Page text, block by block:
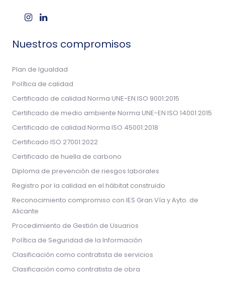
Nuestros compromisos
Plan de Igualdad
Política de calidad
Certificado de calidad Norma UNE-EN ISO 9001:2015
Certificado de medio ambiente Norma UNE-EN ISO 14001:2015
Certificado de calidad Norma ISO 45001:2018
Certificado ISO 27001:2022
Certificado de huella de carbono
Diploma de prevención de riesgos laborales
Registro por la calidad en el hábitat construido
Reconocimiento compromiso con IES Gran Vía y Ayto. de
Alicante
Procedimiento de Gestión de Usuarios
Política de Seguridad de la Información
Clasificación como contratista de servicios
Clasificación como contratista de obra